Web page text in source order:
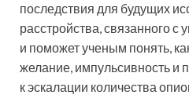
последствия для будущих
расстройства, связанного
и поможет ученым понять,
желание, импульсивность и
к эскалации количества